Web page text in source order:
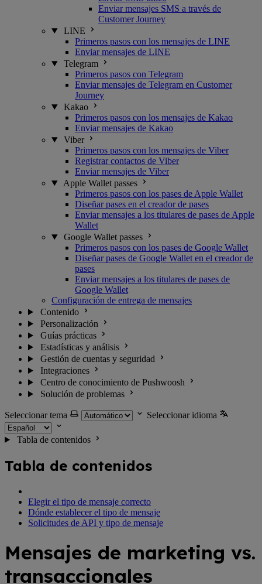
Enviar mensajes SMS a través de
Customer Journey
LINE
Primeros pasos con los mensajes de LINE
Enviar mensajes de LINE
Telegram
Primeros pasos con Telegram
Enviar mensajes de Telegram en Customer
Journey
Kakao
Primeros pasos con los mensajes de Kakao
Enviar mensajes de Kakao
Viber
Primeros pasos con los mensajes de Viber
Registrar contactos de Viber
Enviar mensajes de Viber
Apple Wallet passes
Primeros pasos con los pases de Apple Wallet
Diseñar pases en el creador de pases
Enviar mensajes a los titulares de pases de Apple
Wallet
Google Wallet passes
Primeros pasos con los pases de Google Wallet
Diseñar pases de Google Wallet en el creador de
pases
Enviar mensajes a los titulares de pases de
Google Wallet
Configuración de entrega de mensajes
Contenido
Personalización
Guías prácticas
Estadísticas y análisis
Gestión de cuentas y seguridad
Integraciones
Centro de conocimiento de Pushwoosh
Solución de problemas
Seleccionar tema Seleccionar idioma
Tabla de contenidos
Tabla de contenidos
Elegir el tipo de mensaje correcto
Dónde establecer el tipo de mensaje
Solicitudes de API y tipo de mensaje
Mensajes de marketing vs.
transaccionales